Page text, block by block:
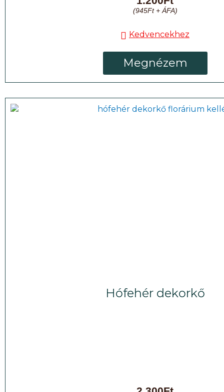
(945Ft+ ÁFA)
Kedvencekhez
Megnézem
Hófehér dekorkő